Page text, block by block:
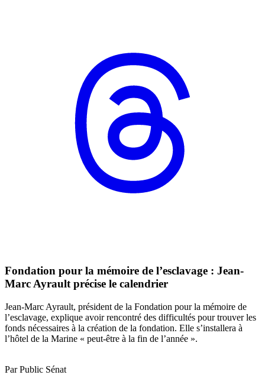
Fondation pour la mémoire de l’esclavage : Jean-
Marc Ayrault précise le calendrier
Jean-Marc Ayrault, président de la Fondation pour la mémoire de
l’esclavage, explique avoir rencontré des difficultés pour trouver les
fonds nécessaires à la création de la fondation. Elle s’installera à
l’hôtel de la Marine « peut-être à la fin de l’année ».
Par Public Sénat